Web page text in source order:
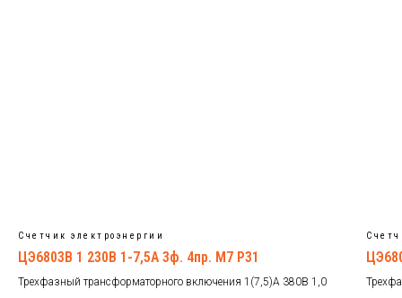
Счетчик электроэнергии
ЦЭ6803В 1 230В 1-7,5А 3ф. 4пр. М7 Р31
Трехфазный трансформаторного включения 1(7,5)А 380В 1,0